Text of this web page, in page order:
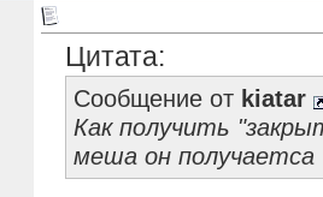
Цитата:
Сообщение от kiatar
Как получить
меша он